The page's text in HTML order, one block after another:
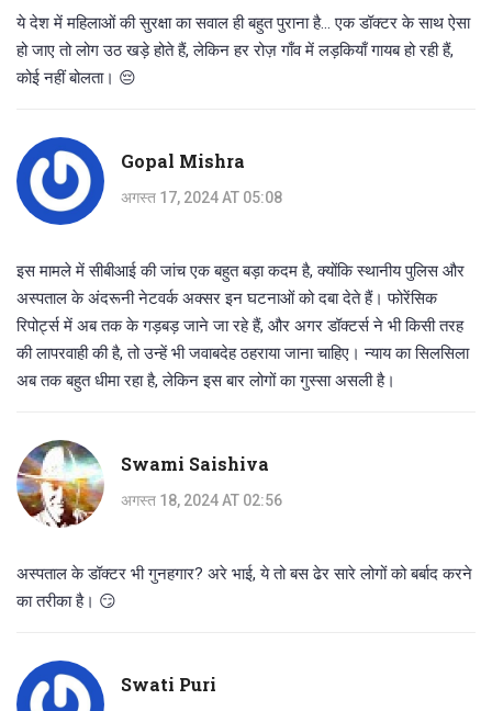
ये देश में महिलाओं की सुरक्षा का सवाल ही बहुत पुराना है... एक डॉक्टर के साथ ऐसा
हो जाए तो लोग उठ खड़े होते हैं, लेकिन हर रोज़ गाँव में लड़कियाँ गायब हो रही हैं,
कोई नहीं बोलता। 😔
Gopal Mishra
अगस्त 17, 2024 AT 05:08
इस मामले में सीबीआई की जांच एक बहुत बड़ा कदम है, क्योंकि स्थानीय पुलिस और
अस्पताल के अंदरूनी नेटवर्क अक्सर इन घटनाओं को दबा देते हैं। फोरेंसिक
रिपोर्ट्स में अब तक के गड़बड़ जाने जा रहे हैं, और अगर डॉक्टर्स ने भी किसी तरह
की लापरवाही की है, तो उन्हें भी जवाबदेह ठहराया जाना चाहिए। न्याय का सिलसिला
अब तक बहुत धीमा रहा है, लेकिन इस बार लोगों का गुस्सा असली है।
Swami Saishiva
अगस्त 18, 2024 AT 02:56
अस्पताल के डॉक्टर भी गुनहगार? अरे भाई, ये तो बस ढेर सारे लोगों को बर्बाद करने
का तरीका है। 😏
Swati Puri